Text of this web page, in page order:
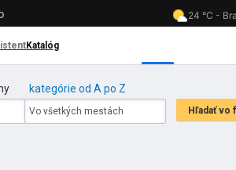
kategórie od A po Z